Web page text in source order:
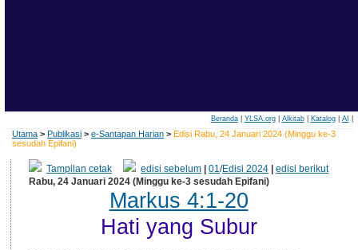
Beranda| YLSA.org| Alkitab| Katalog| AI
Utama > Publikasi > e-Santapan Harian > Edisi Rabu, 24 Januari 2024 (Minggu ke-3
sesudah Epifani)
Tampilan cetak edisi sebelum |01/Edisi 2024 |edisi berikut
Rabu, 24 Januari 2024 (Minggu ke-3 sesudah Epifani)
Markus 4:1-20
Hati yang Subur